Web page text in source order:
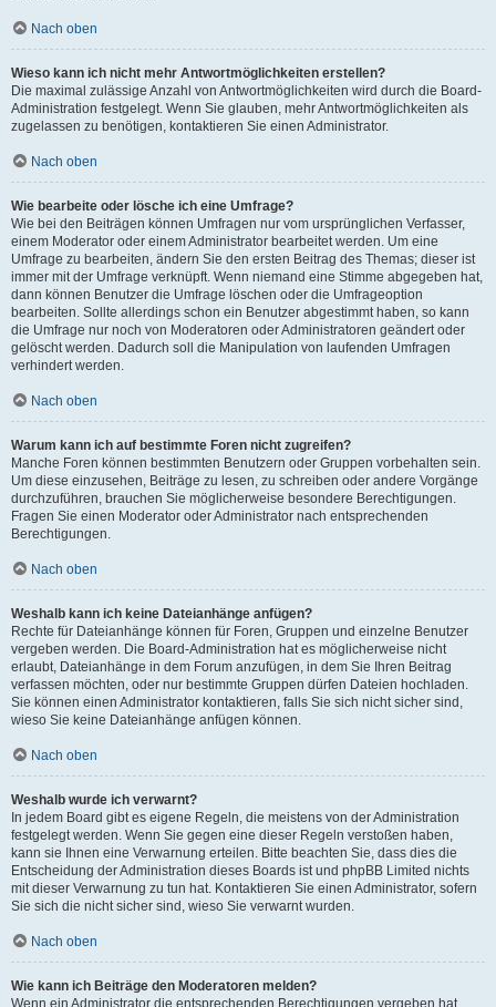
Nach oben
Wieso kann ich nicht mehr Antwortmöglichkeiten erstellen?
Die maximal zulässige Anzahl von Antwortmöglichkeiten wird durch die Board-
Administration festgelegt. Wenn Sie glauben, mehr Antwortmöglichkeiten als
zugelassen zu benötigen, kontaktieren Sie einen Administrator.
Nach oben
Wie bearbeite oder lösche ich eine Umfrage?
Wie bei den Beiträgen können Umfragen nur vom ursprünglichen Verfasser,
einem Moderator oder einem Administrator bearbeitet werden. Um eine
Umfrage zu bearbeiten, ändern Sie den ersten Beitrag des Themas; dieser ist
immer mit der Umfrage verknüpft. Wenn niemand eine Stimme abgegeben hat,
dann können Benutzer die Umfrage löschen oder die Umfrageoption
bearbeiten. Sollte allerdings schon ein Benutzer abgestimmt haben, so kann
die Umfrage nur noch von Moderatoren oder Administratoren geändert oder
gelöscht werden. Dadurch soll die Manipulation von laufenden Umfragen
verhindert werden.
Nach oben
Warum kann ich auf bestimmte Foren nicht zugreifen?
Manche Foren können bestimmten Benutzern oder Gruppen vorbehalten sein.
Um diese einzusehen, Beiträge zu lesen, zu schreiben oder andere Vorgänge
durchzuführen, brauchen Sie möglicherweise besondere Berechtigungen.
Fragen Sie einen Moderator oder Administrator nach entsprechenden
Berechtigungen.
Nach oben
Weshalb kann ich keine Dateianhänge anfügen?
Rechte für Dateianhänge können für Foren, Gruppen und einzelne Benutzer
vergeben werden. Die Board-Administration hat es möglicherweise nicht
erlaubt, Dateianhänge in dem Forum anzufügen, in dem Sie Ihren Beitrag
verfassen möchten, oder nur bestimmte Gruppen dürfen Dateien hochladen.
Sie können einen Administrator kontaktieren, falls Sie sich nicht sicher sind,
wieso Sie keine Dateianhänge anfügen können.
Nach oben
Weshalb wurde ich verwarnt?
In jedem Board gibt es eigene Regeln, die meistens von der Administration
festgelegt werden. Wenn Sie gegen eine dieser Regeln verstoßen haben,
kann sie Ihnen eine Verwarnung erteilen. Bitte beachten Sie, dass dies die
Entscheidung der Administration dieses Boards ist und phpBB Limited nichts
mit dieser Verwarnung zu tun hat. Kontaktieren Sie einen Administrator, sofern
Sie sich die nicht sicher sind, wieso Sie verwarnt wurden.
Nach oben
Wie kann ich Beiträge den Moderatoren melden?
Wenn ein Administrator die entsprechenden Berechtigungen vergeben hat,